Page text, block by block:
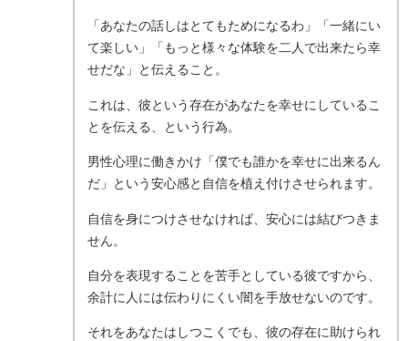
「あなたの話しはとてもためになるわ」「一緒にい
て楽しい」「もっと様々な体験を二人で出来たら幸
せだな」と伝えること。
これは、彼という存在があなたを幸せにしているこ
とを伝える、という行為。
男性心理に働きかけ「僕でも誰かを幸せに出来るん
だ」という安心感と自信を植え付けさせられます。
自信を身につけさせなければ、安心には結びつきま
せん。
自分を表現することを苦手としている彼ですから、
余計に人には伝わりにくい闇を手放せないのです。
それをあなたはしつこくでも、彼の存在に助けられ